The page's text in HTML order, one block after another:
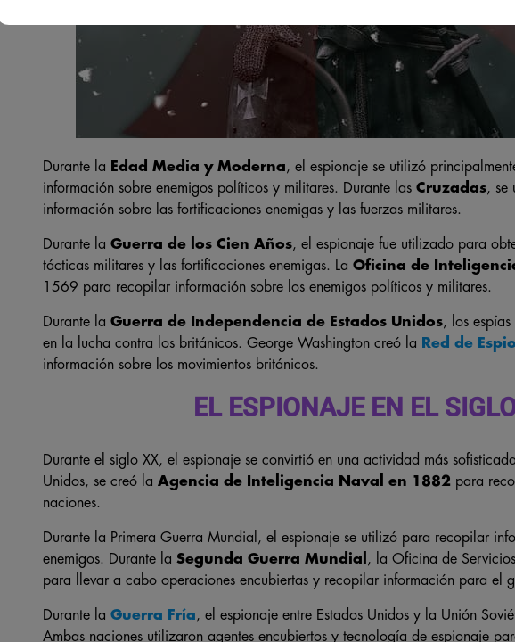
Durante la Edad Media y Moderna, el espionaje se utilizó
información sobre enemigos políticos y militares. Durante las Cruzadas, se
información sobre las fortificaciones enemigas y las fuerzas militares.
Durante la Guerra de los Cien Años, el espionaje fue utilizado para
tácticas militares y las fortificaciones enemigas. La Oficina de
1569 para recopilar información sobre los enemigos políticos y militares.
Durante la Guerra de Independencia de Estados Unidos, los
en la lucha contra los británicos. George Washington creó la
Red de
información sobre los movimientos británicos.
EL ESPIONAJE EN EL
Durante el siglo XX, el espionaje se convirtió en una actividad más
Unidos, se creó la Agencia de Inteligencia Naval en 1882para
naciones.
Durante la Primera Guerra Mundial, el espionaje se utilizó para recopilar
enemigos. Durante la Segunda Guerra Mundial , la Oficina de
para llevar a cabo operaciones encubiertas y recopilar información para el
Durante la Guerra Fría, el espionaje entre Estados Unidos y la Unión
Ambas naciones utilizaron agentes encubiertos y tecnología de espionaje